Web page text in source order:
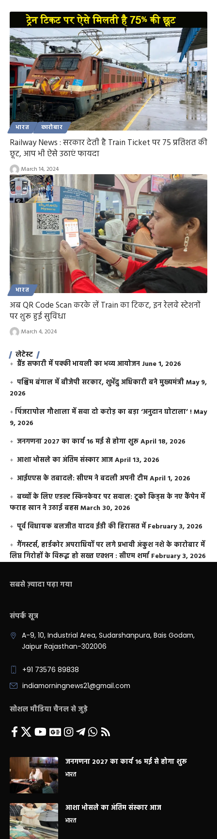
भारत कारोबार
Railway News : सरकार देती है Train Ticket पर 75 प्रतिशत की
छूट, आप भी ऐसे उठाएं फायदा
March 14, 2024
भारत
अब QR Code Scan करके लें Train का टिकट, इन रेलवे स्टेशनों
पर शुरू हुई सुविधा
March 4, 2024
लेटेस्ट
ग्रैंड सफारी में पक्की भायली का भव्य आयोजन June 1, 2026
पश्चिम बंगाल में बीजेपी सरकार, शुभेंदु अधिकारी बने मुख्यमंत्रीMay 9,
2026
​पिंजरापोल गौशाला में सवा दो करोड़ का बड़ा ‘अनुदान घोटाला’ !May
9, 2026
जनगणना 2027 का कार्य 16 मई से होगा शुरूApril 18, 2026
आशा भोसले का अंतिम संस्कार आजApril 13, 2026
आईएएस के तबादले: सीएम ने बदली अपनी टीमApril 1, 2026
बच्चों के लिए एडल्ट स्किनकेयर पर सवाल: टूको किड्स के नए कैंपेन में
फराह खान ने उठाई बहसMarch 30, 2026
पूर्व विधायक बलजीत यादव ईडी की हिरासत में February 3, 2026
गैंगस्टर्स, हार्डकोर अपराधियों पर लगे प्रभावी अंकुश नशे के कारोबार में
लिप्त गिरोहों के विरूद्ध हो सख्त एक्शन : सीएम शर्मा February 3, 2026
सबसे ज़्यादा पढ़ा गया
संपर्क सूत्र
A-9, 10, Industrial Area, Sudarshanpura, Bais Godam,
Jaipur Rajasthan-302006
+91 73576 89838
indiamorningnews21@gmail.com
सोशल मीडिया चैनल से जुड़े
जनगणना 2027 का कार्य 16 मई से होगा शुरू
भारत
आशा भोसले का अंतिम संस्कार आज
भारत